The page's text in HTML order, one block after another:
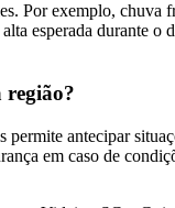
Por exemplo, chuva
esperada durante o
região?
antecipar
em caso de